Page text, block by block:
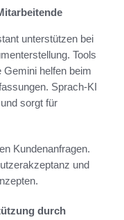
unterstützen bei
Tools
helfen beim
Sprach-KI
sorgt für
Kundenanfragen.
und
durch